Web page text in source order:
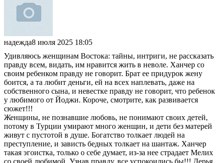
надежда8 июля 2025 18:05
Удивляюсь женщинам Востока: тайны, интриги, не рассказать
правду всем, видать, им нравится жить в неволе. Ханчер со
своим ребенком правду не говорит. Брат ее придурок жену
боится, а та любит деньги, ей на всех наплевать, даже на
собственного сына, и невестке правду не говорит, что ребенок
у любимого от Йоджи. Короче, смотрите, как развивается
сюжет!!!
Женщины, не познавшие любовь, не понимают своих детей,
потому в Турции умирают много женщин, и дети без матерей
живут с пустотой в душе. Богатство толкает людей на
преступление, и зависть бедных толкает на шантаж. Ханчер
такая эгоистка, только о себе думает, из-за нее страдает Мелих
со своей любимой. Узнав правду, все успокоились бы!!! Дерья